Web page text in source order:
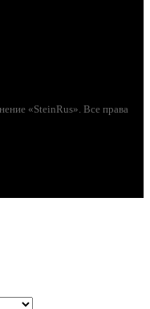
«SteinRus». Все права